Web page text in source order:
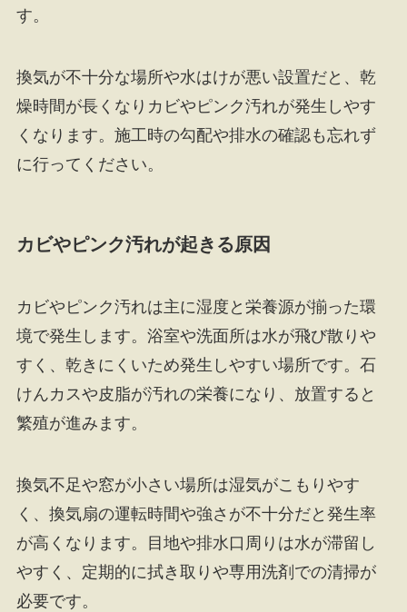
す。
換気が不十分な場所や水はけが悪い設置だと、乾
燥時間が長くなりカビやピンク汚れが発生しやす
くなります。施工時の勾配や排水の確認も忘れず
に行ってください。
カビやピンク汚れが起きる原因
カビやピンク汚れは主に湿度と栄養源が揃った環
境で発生します。浴室や洗面所は水が飛び散りや
すく、乾きにくいため発生しやすい場所です。石
けんカスや皮脂が汚れの栄養になり、放置すると
繁殖が進みます。
換気不足や窓が小さい場所は湿気がこもりやす
く、換気扇の運転時間や強さが不十分だと発生率
が高くなります。目地や排水口周りは水が滞留し
やすく、定期的に拭き取りや専用洗剤での清掃が
必要です。